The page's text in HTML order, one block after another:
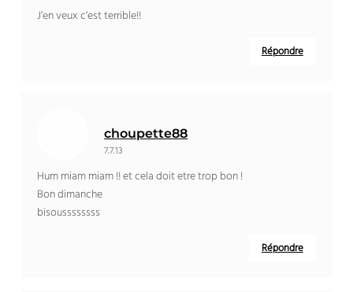
J’en veux c’est terrible!!
Répondre
choupette88
7.7.13
Hum miam miam !! et cela doit etre trop bon !
Bon dimanche
bisoussssssss
Répondre